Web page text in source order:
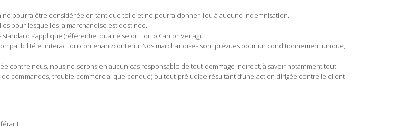
pourra être considérée en tant que telle et ne pourra donner lieu à aucune indemnisation.
pour lesquelles la marchandise est destinée.
s’applique (référentiel qualité selon Editio Cantor Verlag).
et interaction contenant/contenu. Nos marchandises sont prévues pour un conditionnement unique,
contre nous, nous ne serons en aucun cas responsable de tout dommage indirect, à savoir notamment tout
commandes, trouble commercial quelconque) ou tout préjudice résultant d’une action dirigée contre le client